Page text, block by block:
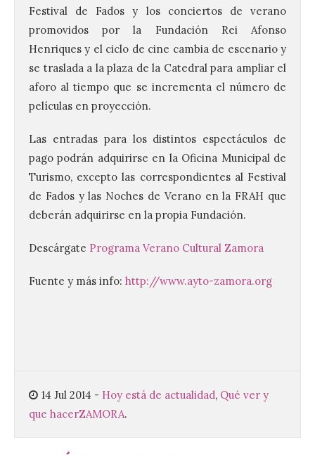
Festival de Fados y los conciertos de verano
promovidos por la Fundación Rei Afonso
Henriques y el ciclo de cine cambia de escenario y
se traslada a la plaza de la Catedral para ampliar el
aforo al tiempo que se incrementa el número de
películas en proyección.
Las entradas para los distintos espectáculos de
pago podrán adquirirse en la Oficina Municipal de
Turismo, excepto las correspondientes al Festival
de Fados y las Noches de Verano en la FRAH que
deberán adquirirse en la propia Fundación.
Descárgate Programa Verano Cultural Zamora
Fuente y más info: http://www.ayto-zamora.org
14 Jul 2014 - Hoy está de actualidad, Qué ver y
que hacerZAMORA.
La decimoctava fotografía
de León de…viaje nos llega
desde la sede del
Estrasburgo.
jóvenes “Enredando.info”. . La
decimoctava fotografía de León de…viaje
nos […]